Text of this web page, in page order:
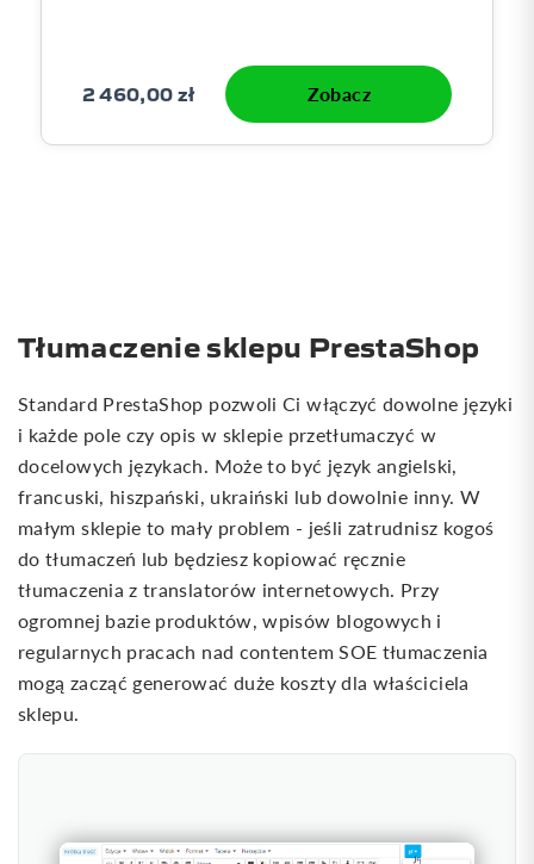
2 460,00 zł Zobacz
Tłumaczenie sklepu PrestaShop
Standard PrestaShop pozwoli Ci włączyć dowolne języki
i każde pole czy opis w sklepie przetłumaczyć w
docelowych językach. Może to być język angielski,
francuski, hiszpański, ukraiński lub dowolnie inny. W
małym sklepie to mały problem - jeśli zatrudnisz kogoś
do tłumaczeń lub będziesz kopiować ręcznie
tłumaczenia z translatorów internetowych. Przy
ogromnej bazie produktów, wpisów blogowych i
regularnych pracach nad contentem SOE tłumaczenia
mogą zacząć generować duże koszty dla właściciela
sklepu.